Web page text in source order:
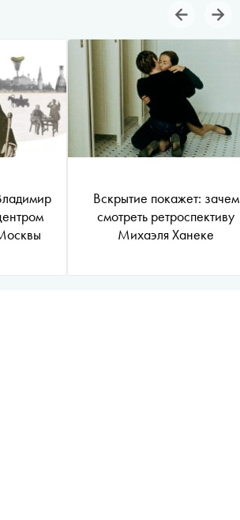
Вскрытие покажет: зачем
смотреть ретроспективу
Михаэля Ханеке